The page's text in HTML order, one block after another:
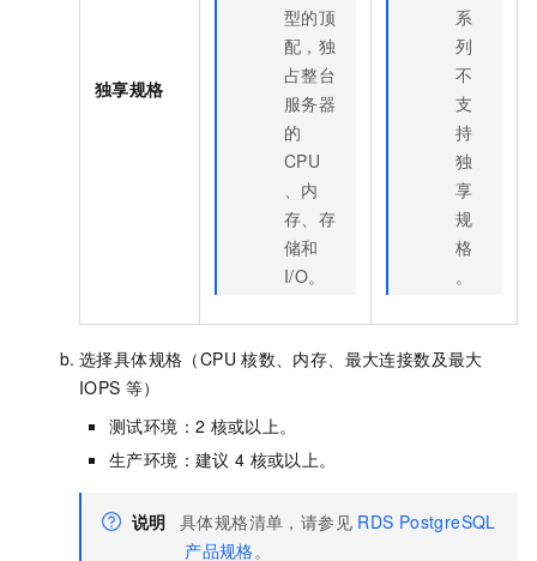
独享规格
型的顶
配，独
占整台
服务器
的
CPU
、内
存、存
储和
I/O。
系
列
不
支
持
独
享
规
格
。
选择具体规格（CPU 核数、内存、最大连接数及最大
IOPS 等）
测试环境：2 核或以上。
生产环境：建议 4 核或以上。
说明 具体规格清单，请参见 RDS PostgreSQL
产品规格。